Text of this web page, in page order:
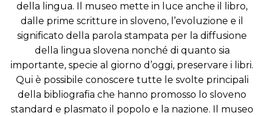
della lingua. Il museo mette in luce anche il libro,
dalle prime scritture in sloveno, l’evoluzione e il
significato della parola stampata per la diffusione
della lingua slovena nonché di quanto sia
importante, specie al giorno d’oggi, preservare i libri.
Qui è possibile conoscere tutte le svolte principali
della bibliografia che hanno promosso lo sloveno
standard e plasmato il popolo e la nazione. Il museo